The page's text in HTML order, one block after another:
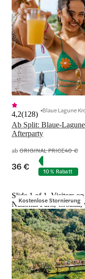
Ab Split: Blaue-
Afterparty
4,2(128) Blaue Lagune
abORIGINAL PRICE40 €
36 € 10 % Rabatt
Kostenlose Stornierung
Slide 1 of 1, Visitors
National Park,